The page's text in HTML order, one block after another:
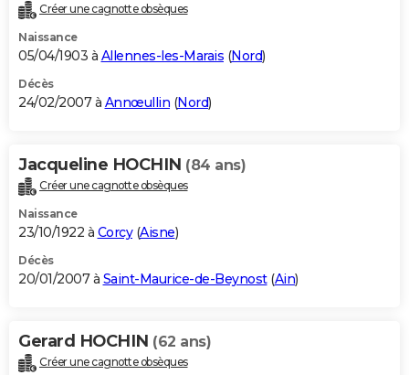
Créer une cagnotte obsèques
Naissance
05/04/1903 à Allennes-les-Marais (Nord)
Décès
24/02/2007 à Annœullin (Nord)
Jacqueline HOCHIN (84 ans)
Créer une cagnotte obsèques
Naissance
23/10/1922 à Corcy(Aisne)
Décès
20/01/2007 à Saint-Maurice-de-Beynost(Ain)
Gerard HOCHIN (62 ans)
Créer une cagnotte obsèques